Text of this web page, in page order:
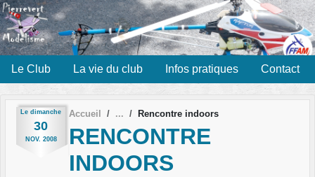
Le Club La vie du club Infos pratiques Contact
Le dimanche
30
NOV. 2008
Accueil Rencontre indoors
RENCONTRE
INDOORS
Panneau de gestion des cookies